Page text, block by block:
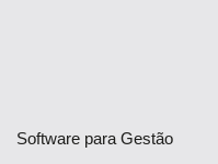
Software para Gestão